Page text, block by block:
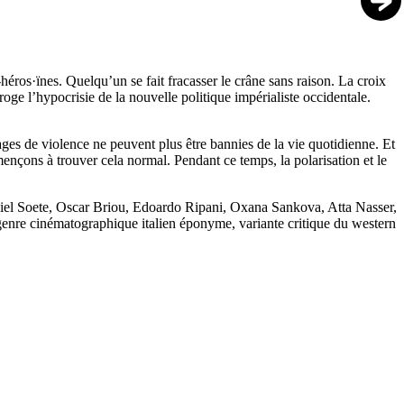
Quelqu’un se fait fracasser le crâne sans raison. La croix
l’hypocrisie de la nouvelle politique impérialiste occidentale.
de violence ne peuvent plus être bannies de la vie quotidienne. Et
à trouver cela normal. Pendant ce temps, la polarisation et le
Soete, Oscar Briou, Edoardo Ripani, Oxana Sankova, Atta Nasser,
cinématographique italien éponyme, variante critique du western